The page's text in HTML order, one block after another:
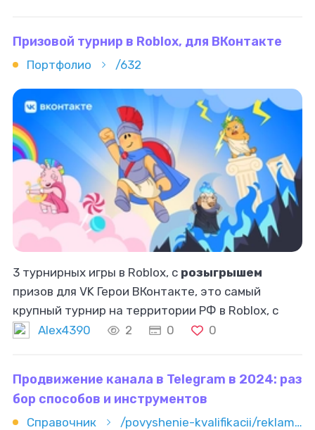
Призовой турнир в Roblox, для ВКонтакте
Портфолио /632
3 турнирных игры в Roblox, с розыгрышем
призов для VK Герои ВКонтакте, это самый
крупный турнир на территории РФ в Roblox, с
еженедельным
розыгрышем
призов. Мы
Alex4390 2 0 0
Продвижение канала в Telegram в 2024: раз
бор способов и инструментов
Справочник /povyshenie-kvalifikacii/reklama-i-marketing/smm/prodvijenie-kanala-v-telegram-v-2024-razbor-sposobov-i-instrumen